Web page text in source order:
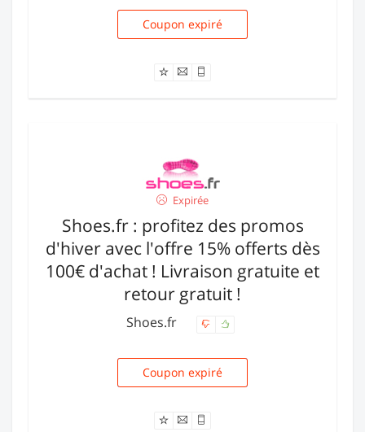
SUPERSHOES01
Coupon expiré
Expirée
Shoes.fr : profitez des promos
d'hiver avec l'offre 15% offerts dès
100€ d'achat ! Livraison gratuite et
retour gratuit !
Shoes.fr
MEGAPROMO01
Coupon expiré